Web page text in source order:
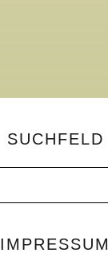
SUCHFELD
IMPRESSUM